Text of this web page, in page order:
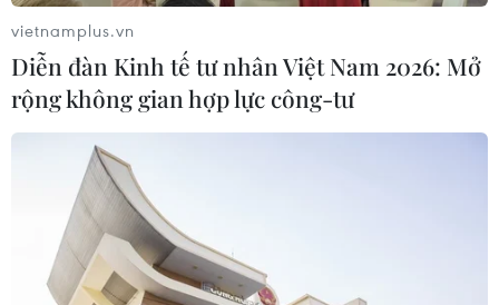
Hoài niệm về một thời anh dũng qua triển
lãm “Sống mãi với Thủ đô”
23/11/2016 14:14
200 tài liệu, hình ảnh, hiện vật đã được trưng bày tại
vietnamplus.vn
Diễn đàn Kinh tế tư nhân Việt Nam 2026: Mở
rộng không gian hợp lực công-tư